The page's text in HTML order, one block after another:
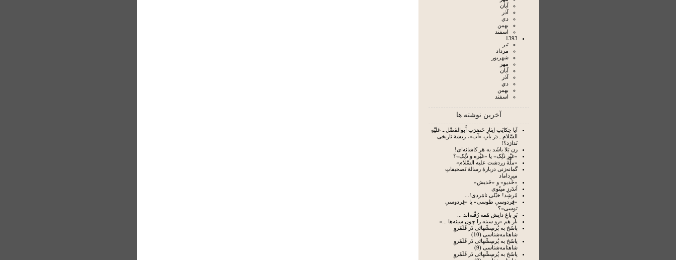
آبان
آذر
دي
بهمن
اسفند
1393
تير
مرداد
شهريور
مهر
آبان
آذر
دي
بهمن
اسفند
آخرین نوشته ها
آیا حِکایَتِ إیثارِ حَضرَتِ أَبوالفَضْل ـ عَلَیْهِ
السَّلام ـ دَر بابِ «آب»، ریشۀ تاریخی
نَدارَد؟!
زن بَلا باشَد به هَر کاشانه‌ای!
«غیْرِ ذٰلِک» یا «غیْره و ذٰلِک»؟
«ملَّة زردشت علیه السَّلام»
گمانه‌زنی دربارۀ رسالۀ تَصحیفاتِ
میرِداماد
«خَدیو» و «خَدیش»
اَندَرزِ مینُوی
مُرشِد! خیْلی نامَردی!...
«فِردوسیِ طوسی» یا «فِردوسیِ
توسی»؟
بَرِ باغِ دانِش هَمه رُفْته‌‏اند ...
باز هَم «رو سینه را چون سینه‌ها ...»
پاسُخ به پُرسِشْهائی دَر قَلَمْروِ
شاهنامه‌شناسی (10)
پاسُخ به پُرسِشْهائی دَر قَلَمْروِ
شاهنامه‌شناسی (9)
پاسُخ به پُرسِشْهائی دَر قَلَمْروِ